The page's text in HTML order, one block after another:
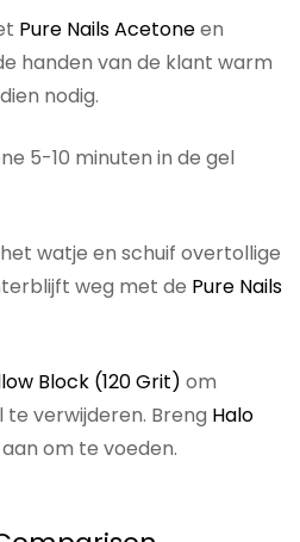
Pure Nails Acetoneen
handen van de klant warm
nodig.
5-10 minuten in de gel
watje en schuif overtollige
weg met de Pure Nails
Block (120 Grit) om
verwijderen. Breng Halo
aan om te voeden.